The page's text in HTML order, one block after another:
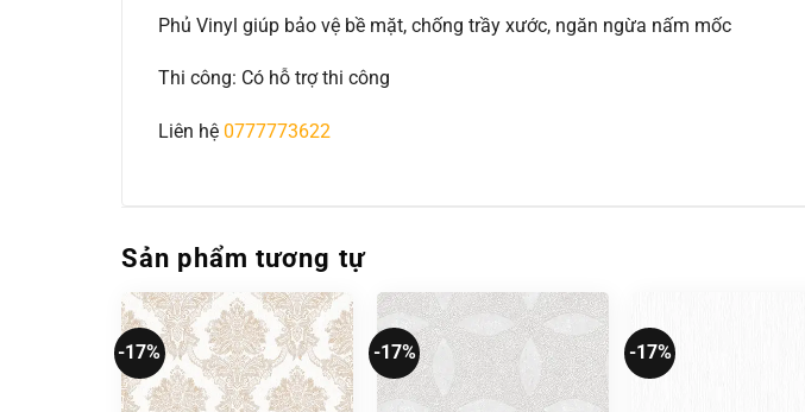
Phủ Vinyl giúp bảo vệ bề mặt, chống trầy xước, ngăn ngừa nấm mốc
Thi công: Có hỗ trợ thi công
Liên hệ 0777773622
Sản phẩm tương tự
-17% -17% -17%